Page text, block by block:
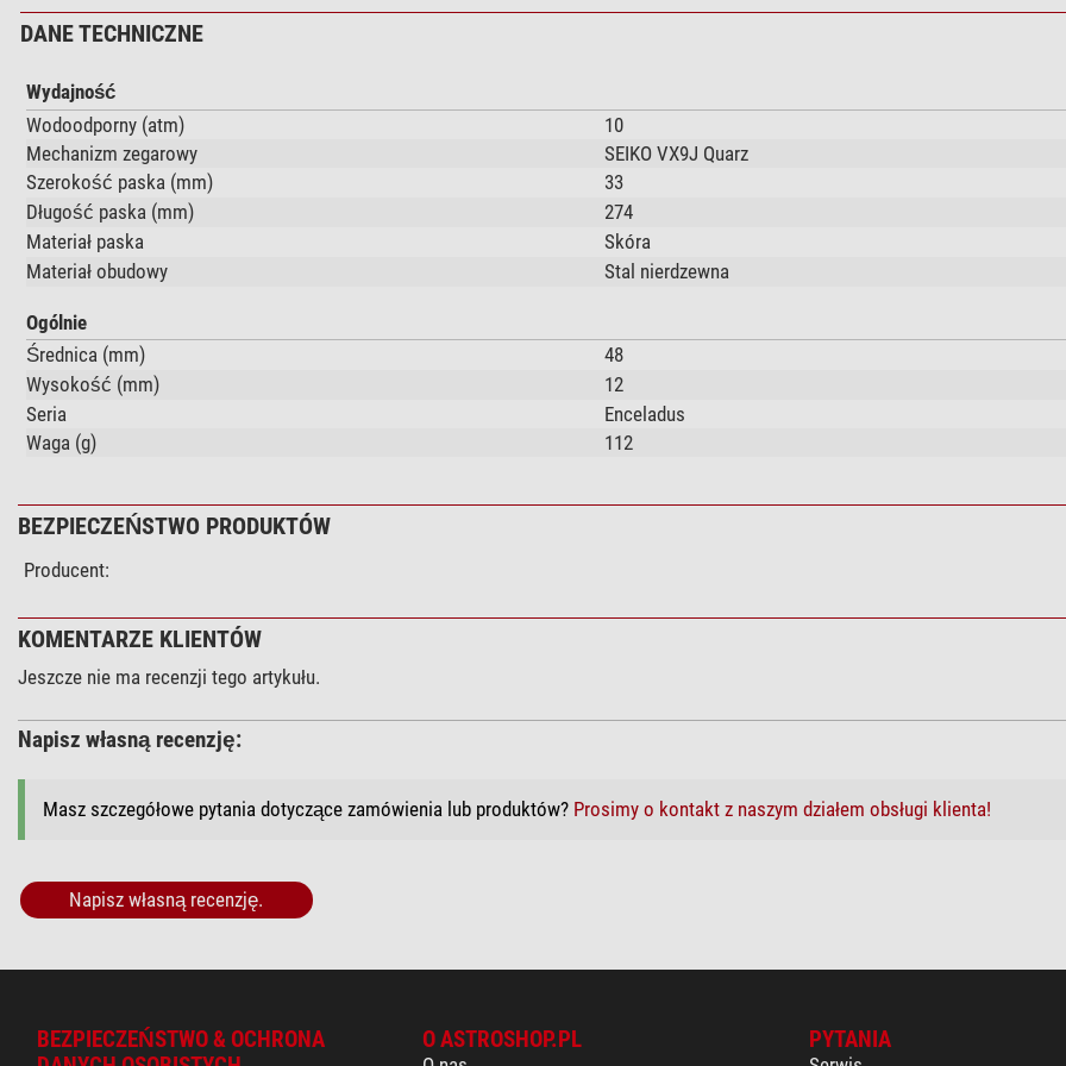
DANE TECHNICZNE
Wydajność
Wodoodporny (atm)
10
Mechanizm zegarowy
SEIKO VX9J Quarz
Szerokość paska (mm)
33
Długość paska (mm)
274
Materiał paska
Skóra
Materiał obudowy
Stal nierdzewna
Ogólnie
Średnica (mm)
48
Wysokość (mm)
12
Seria
Enceladus
Waga (g)
112
BEZPIECZEŃSTWO PRODUKTÓW
Producent:
KOMENTARZE KLIENTÓW
Jeszcze nie ma recenzji tego artykułu.
Napisz własną recenzję:
Masz szczegółowe pytania dotyczące zamówienia lub produktów? Prosimy o kontakt z naszym działem obsługi klienta!
Napisz własną recenzję.
BEZPIECZEŃSTWO & OCHRONA
O ASTROSHOP.PL PYTANIA